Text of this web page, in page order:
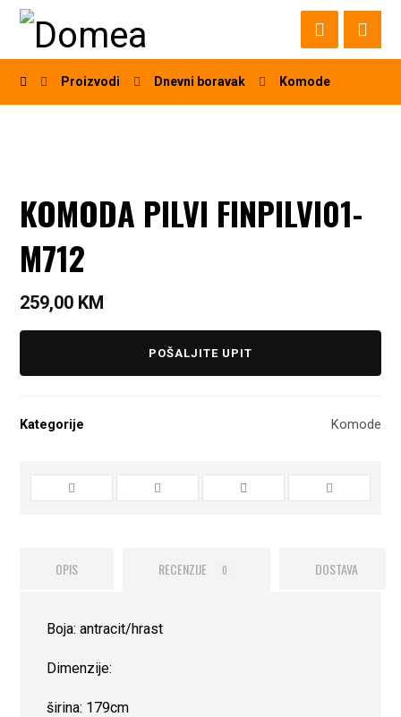
Proizvodi Dnevni boravak Komode
KOMODA PILVI FINPILVI01-
M712
259,00 KM
POŠALJITE UPIT
Kategorije Komode
OPIS RECENZIJE 0 DOSTAVA
Boja: antracit/hrast
Dimenzije:
širina: 179cm